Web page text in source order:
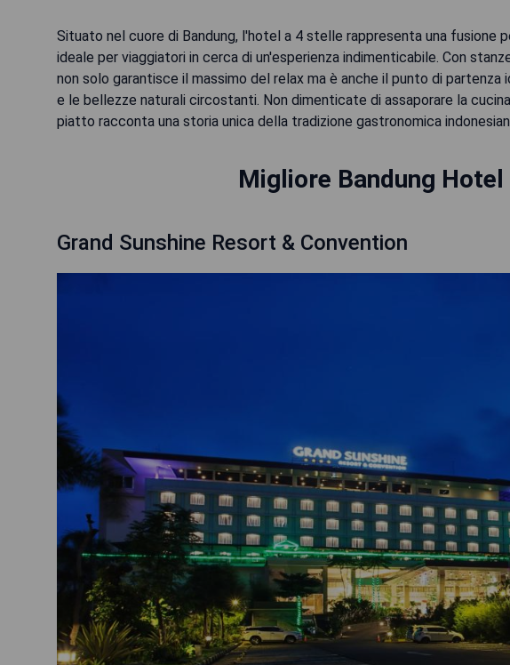
Situato nel cuore di Bandung, l'hotel a 4 stelle rappresenta una
ideale per viaggiatori in cerca di un'esperienza indimenticabile. Con
non solo garantisce il massimo del relax ma è anche il punto di
e le bellezze naturali circostanti. Non dimenticate di assaporare la
piatto racconta una storia unica della tradizione gastronomica
Migliore Bandung
Grand Sunshine Resort & Convention